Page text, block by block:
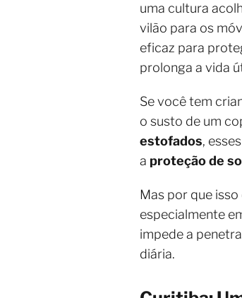
uma cultura
vilão para os
eficaz para
prolonga a vida
Se você tem
o susto de um
estofados,
a proteção de
Mas por que
especialmente
impede a
diária.